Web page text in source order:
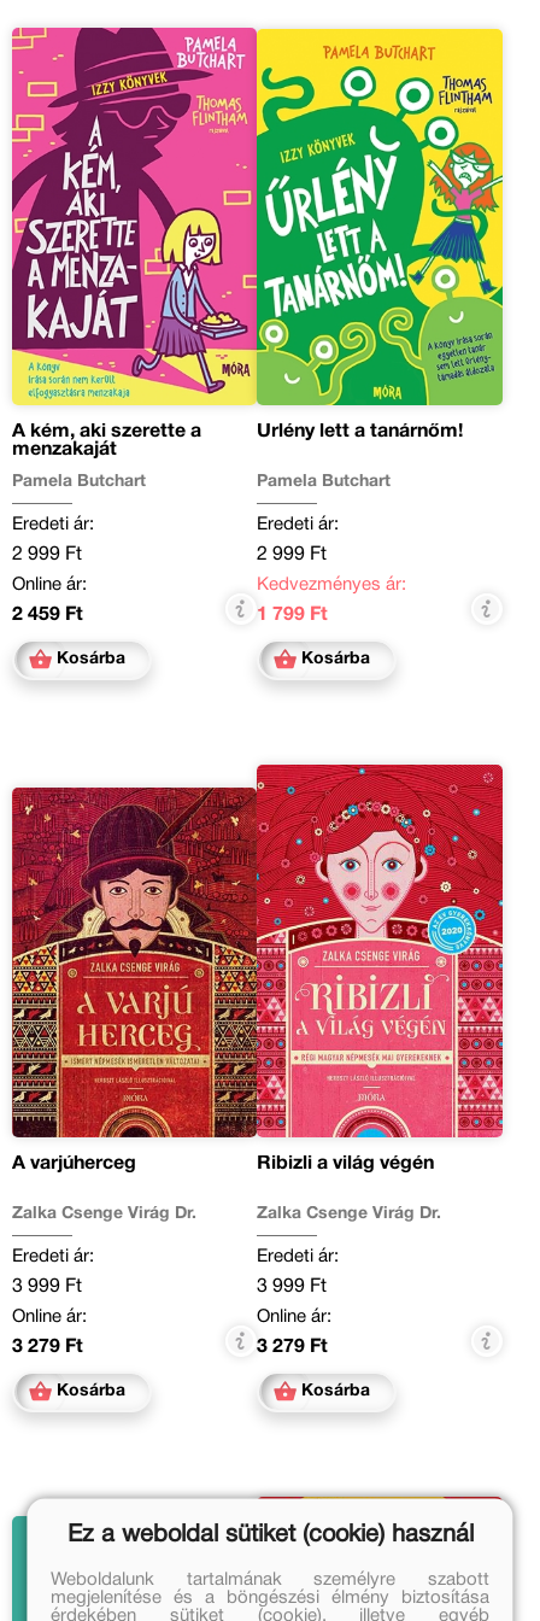
A kém, aki szerette a
menzakaját
Pamela Butchart
Eredeti ár:
2 999 Ft
Online ár:
2 459 Ft
Kosárba
Űrlény lett a tanárnőm!
Pamela Butchart
Eredeti ár:
2 999 Ft
Kedvezményes ár:
1 799 Ft
Kosárba
A varjúherceg
Zalka Csenge Virág Dr.
Eredeti ár:
3 999 Ft
Online ár:
3 279 Ft
Kosárba
Ribizli a világ végén
Zalka Csenge Virág Dr.
Eredeti ár:
3 999 Ft
Online ár:
3 279 Ft
Kosárba
Ez a weboldal sütiket (cookie) használ
Weboldalunk tartalmának személyre szabott
megjelenítése és a böngészési élmény biztosítása
érdekében sütiket (cookie), illetve egyéb